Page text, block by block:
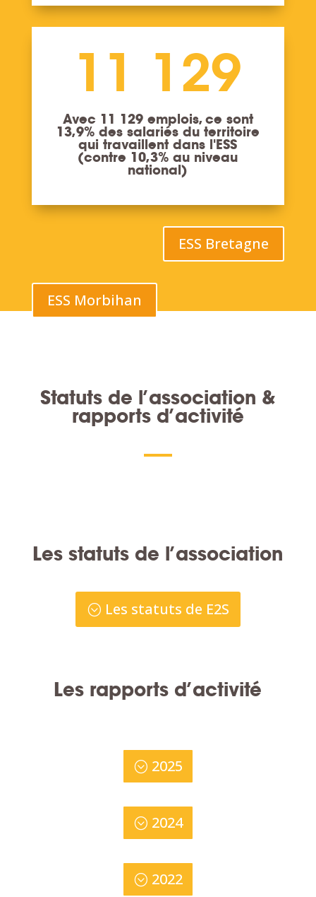
11 129
Avec 11 129 emplois, ce sont
13,9% des salariés du territoire
qui travaillent dans l'ESS
(contre 10,3% au niveau
national)
ESS Bretagne
ESS Morbihan
Statuts de l’association &
rapports d’activité
Les statuts de l’association
Les statuts de E2S
Les rapports d’activité
2025
2024
2022